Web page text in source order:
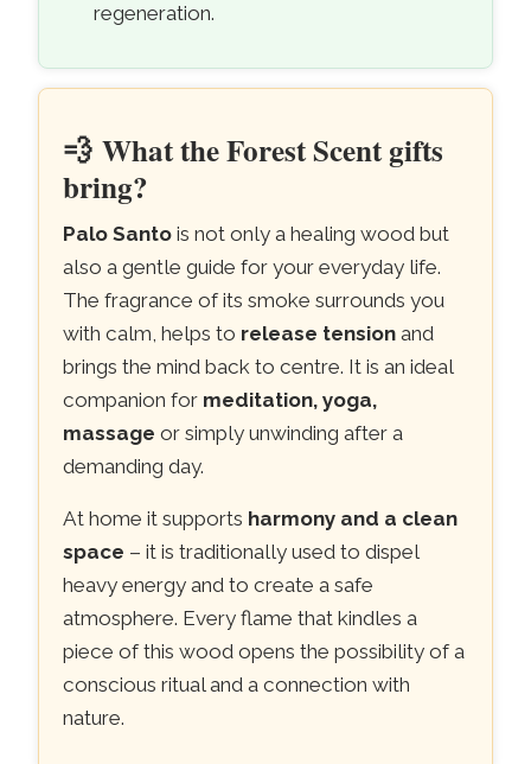
regeneration.
💨What the Forest Scent gifts
bring?
Palo Santo is not only a healing wood but
also a gentle guide for your everyday life.
The fragrance of its smoke surrounds you
with calm, helps to release tension and
brings the mind back to centre. It is an ideal
companion for meditation, yoga,
massage or simply unwinding after a
demanding day.
At home it supports harmony and a clean
space – it is traditionally used to dispel
heavy energy and to create a safe
atmosphere. Every flame that kindles a
piece of this wood opens the possibility of a
conscious ritual and a connection with
nature.